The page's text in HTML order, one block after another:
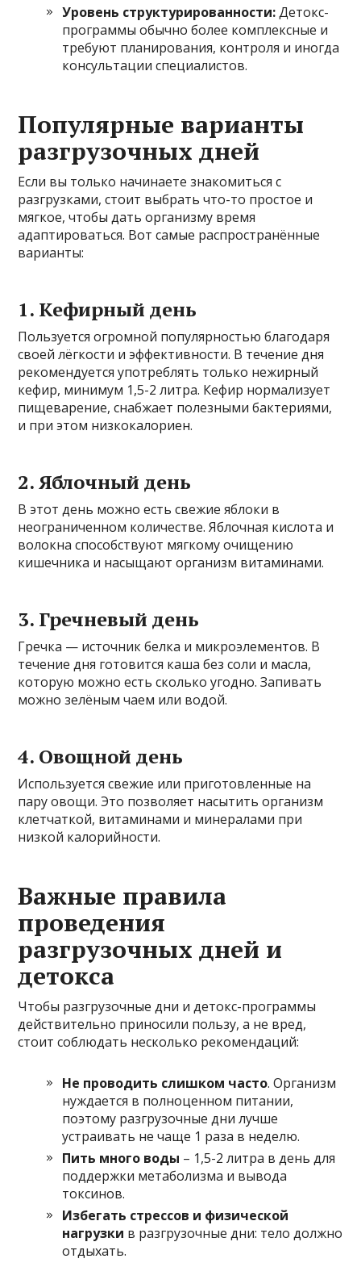
Уровень структурированности:Детокс-
программы обычно более комплексные и
требуют планирования, контроля и иногда
консультации специалистов.
Популярные варианты
разгрузочных дней
Если вы только начинаете знакомиться с
разгрузками, стоит выбрать что-то простое и
мягкое, чтобы дать организму время
адаптироваться. Вот самые распространённые
варианты:
1. Кефирный день
Пользуется огромной популярностью благодаря
своей лёгкости и эффективности. В течение дня
рекомендуется употреблять только нежирный
кефир, минимум 1,5-2 литра. Кефир нормализует
пищеварение, снабжает полезными бактериями,
и при этом низкокалориен.
2. Яблочный день
В этот день можно есть свежие яблоки в
неограниченном количестве. Яблочная кислота и
волокна способствуют мягкому очищению
кишечника и насыщают организм витаминами.
3. Гречневый день
Гречка — источник белка и микроэлементов. В
течение дня готовится каша без соли и масла,
которую можно есть сколько угодно. Запивать
можно зелёным чаем или водой.
4. Овощной день
Используется свежие или приготовленные на
пару овощи. Это позволяет насытить организм
клетчаткой, витаминами и минералами при
низкой калорийности.
Важные правила
проведения
разгрузочных дней и
детокса
Чтобы разгрузочные дни и детокс-программы
действительно приносили пользу, а не вред,
стоит соблюдать несколько рекомендаций:
Не проводить слишком часто. Организм
нуждается в полноценном питании,
поэтому разгрузочные дни лучше
устраивать не чаще 1 раза в неделю.
Пить много воды – 1,5-2 литра в день для
поддержки метаболизма и вывода
токсинов.
Избегать стрессов и физической
нагрузки в разгрузочные дни: тело должно
отдыхать.